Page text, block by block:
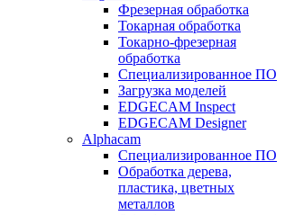
Фрезерная обработка
Токарная обработка
Токарно-фрезерная
обработка
Специализированное ПО
Загрузка моделей
EDGECAM Inspect
EDGECAM Designer
Alphacam
Специализированное ПО
Обработка дерева,
пластика, цветных
металлов